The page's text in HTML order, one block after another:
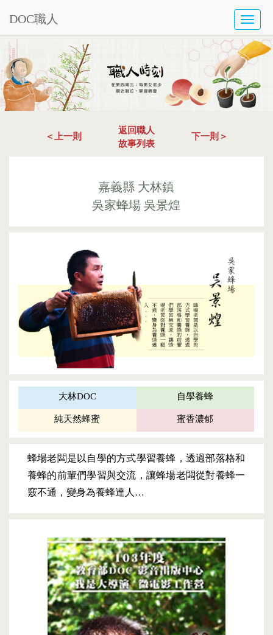
DOC職人
＜上一則
返回職人
故事列表
下一則＞
嘉義縣 大林鎮
吳家蜂場 吳景煌
大林DOC 自學養蜂
純天然蜂蜜 蜜香濃郁
蜂場老闆是以自學的方式學習養蜂，透過部落格和
養蜂的前輩們學習與交流，讓蜂場老闆從對養蜂一
竅不通，變身為養蜂達人…